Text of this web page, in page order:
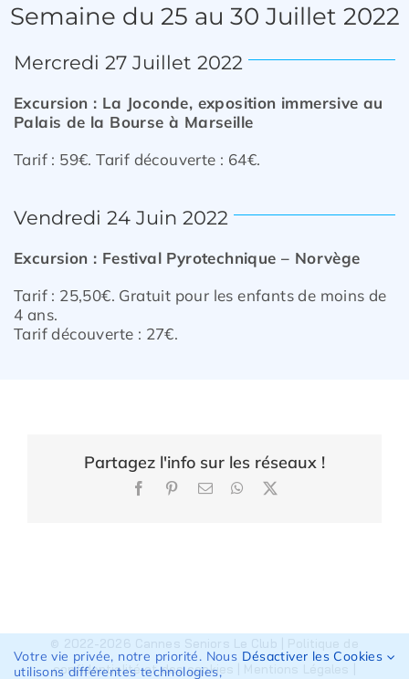
Semaine du 25 au 30 Juillet 2022
Mercredi 27 Juillet 2022
Excursion : La Joconde, exposition immersive au
Palais de la Bourse à Marseille
Tarif : 59€. Tarif découverte : 64€.
Vendredi 24 Juin 2022
Excursion : Festival Pyrotechnique – Norvège
Tarif : 25,50€. Gratuit pour les enfants de moins de
4 ans.
Tarif découverte : 27€.
Partagez l'info sur les réseaux !
FacebookPinterest
Email WhatsApp
confidentialité et des cookies
Votre vie privée, notre priorité. Nous
utilisons différentes technologies,
Désactiver les Cookies